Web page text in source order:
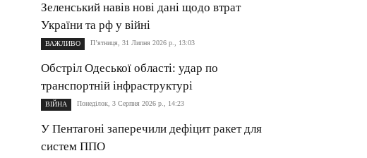
Зеленський навів нові дані щодо втрат
України та рф у війні
ВАЖЛИВО П’ятниця, 31 Липня 2026 р., 13:03
Обстріл Одеської області: удар по
транспортній інфраструктурі
ВІЙНА Понеділок, 3 Серпня 2026 р., 14:23
У Пентагоні заперечили дефіцит ракет для
систем ППО